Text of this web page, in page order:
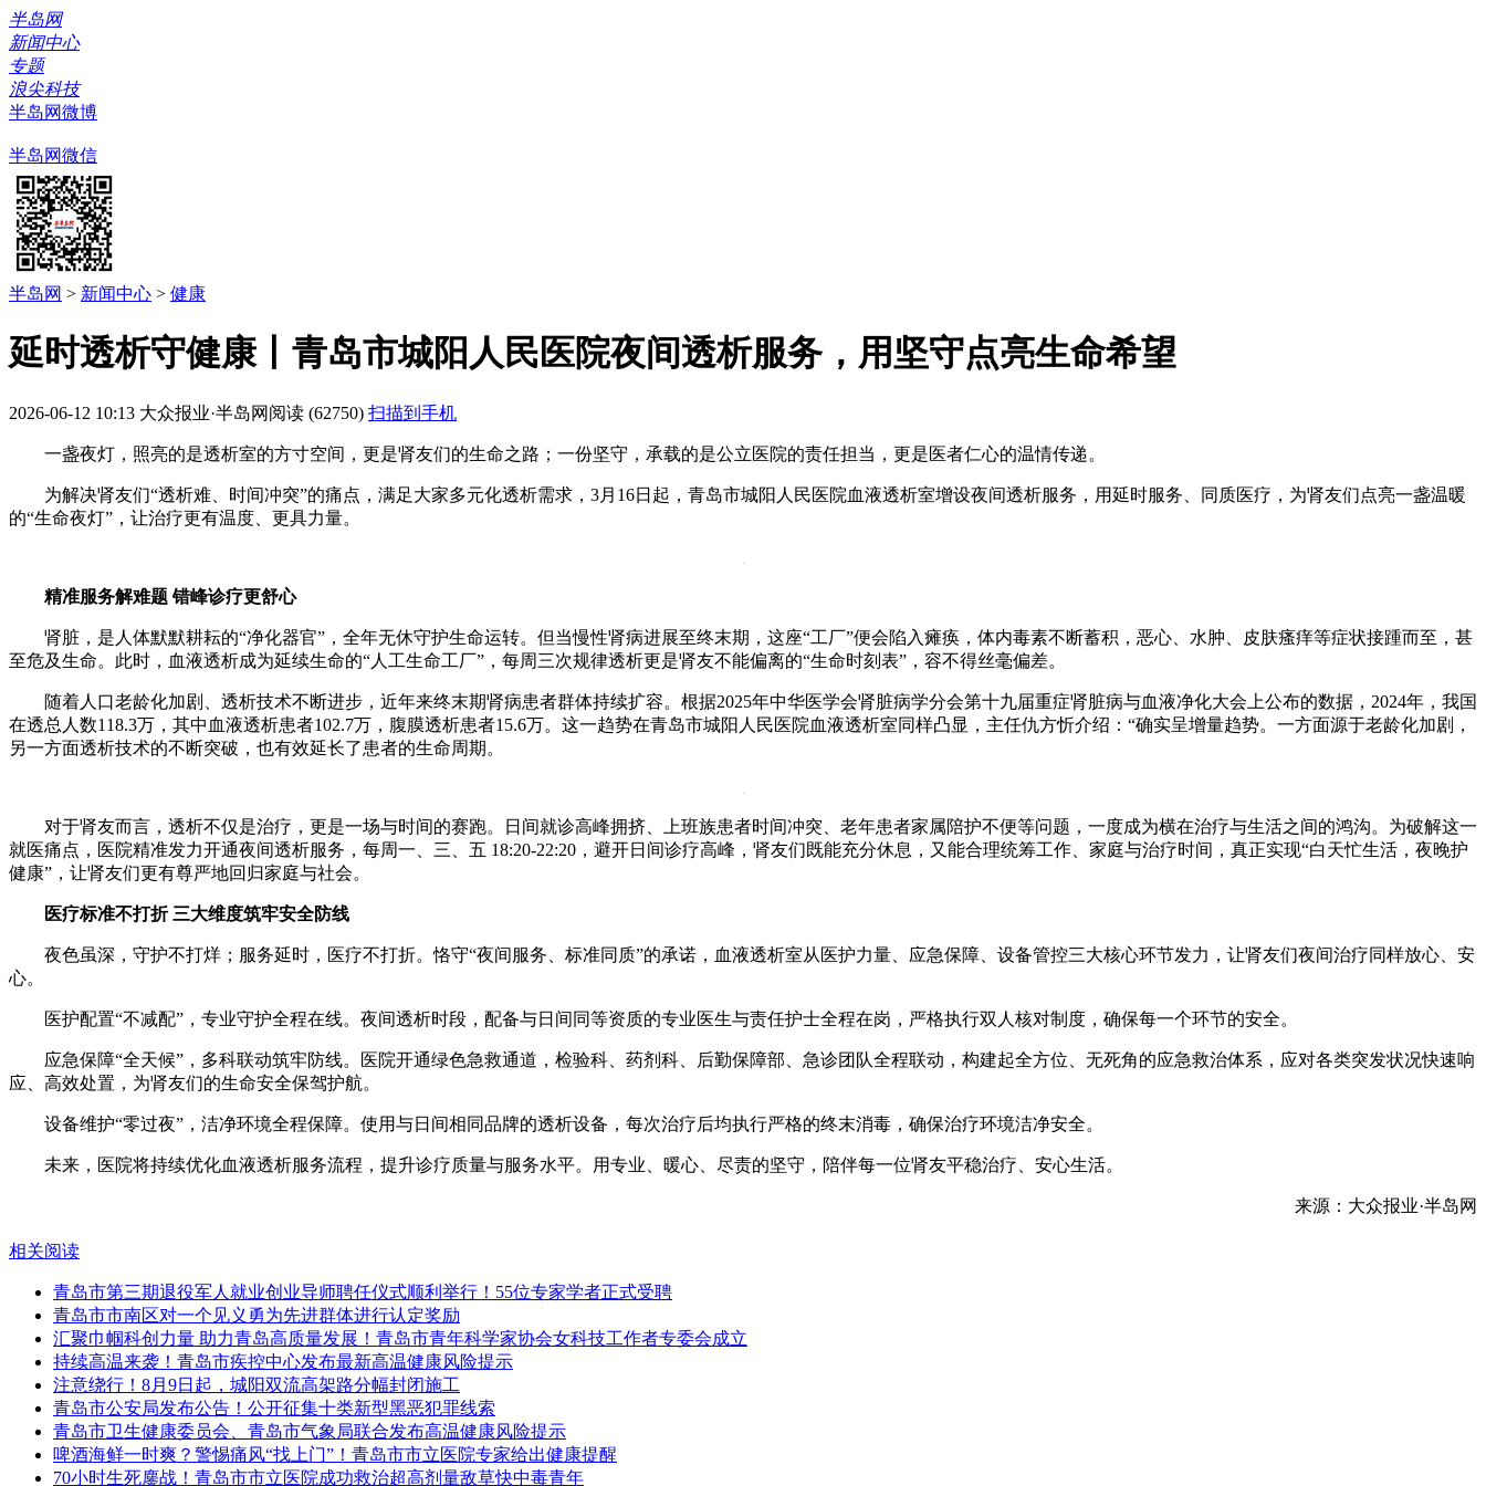
半岛网
新闻中心
专题
浪尖科技
半岛网微博
半岛网微信
半岛网 > 新闻中心 > 健康
延时透析守健康丨青岛市城阳人民医院夜间透析服务，用坚守点亮生命希望
2026-06-12 10:13 大众报业·半岛网 阅读 (62750) 扫描到手机
一盏夜灯，照亮的是透析室的方寸空间，更是肾友们的生命之路；一份坚守，承载的是公立医院的责任担当，更是医者仁心的温情传递。
为解决肾友们“透析难、时间冲突”的痛点，满足大家多元化透析需求，3月16日起，青岛市城阳人民医院血液透析室增设夜间透析服务，用延时服务、同质医疗，为肾友们点亮一盏温暖
的“生命夜灯”，让治疗更有温度、更具力量。
精准服务解难题 错峰诊疗更舒心
肾脏，是人体默默耕耘的“净化器官”，全年无休守护生命运转。但当慢性肾病进展至终末期，这座“工厂”便会陷入瘫痪，体内毒素不断蓄积，恶心、水肿、皮肤瘙痒等症状接踵而至，甚
至危及生命。此时，血液透析成为延续生命的“人工生命工厂”，每周三次规律透析更是肾友不能偏离的“生命时刻表”，容不得丝毫偏差。
随着人口老龄化加剧、透析技术不断进步，近年来终末期肾病患者群体持续扩容。根据2025年中华医学会肾脏病学分会第十九届重症肾脏病与血液净化大会上公布的数据，2024年，我国
在透总人数118.3万，其中血液透析患者102.7万，腹膜透析患者15.6万。这一趋势在青岛市城阳人民医院血液透析室同样凸显，主任仇方忻介绍：“确实呈增量趋势。一方面源于老龄化加剧，
另一方面透析技术的不断突破，也有效延长了患者的生命周期。
对于肾友而言，透析不仅是治疗，更是一场与时间的赛跑。日间就诊高峰拥挤、上班族患者时间冲突、老年患者家属陪护不便等问题，一度成为横在治疗与生活之间的鸿沟。为破解这一
就医痛点，医院精准发力开通夜间透析服务，每周一、三、五 18:20-22:20，避开日间诊疗高峰，肾友们既能充分休息，又能合理统筹工作、家庭与治疗时间，真正实现“白天忙生活，夜晚护
健康”，让肾友们更有尊严地回归家庭与社会。
医疗标准不打折 三大维度筑牢安全防线
夜色虽深，守护不打烊；服务延时，医疗不打折。恪守“夜间服务、标准同质”的承诺，血液透析室从医护力量、应急保障、设备管控三大核心环节发力，让肾友们夜间治疗同样放心、安
心。
医护配置“不减配”，专业守护全程在线。夜间透析时段，配备与日间同等资质的专业医生与责任护士全程在岗，严格执行双人核对制度，确保每一个环节的安全。
应急保障“全天候”，多科联动筑牢防线。医院开通绿色急救通道，检验科、药剂科、后勤保障部、急诊团队全程联动，构建起全方位、无死角的应急救治体系，应对各类突发状况快速响
应、高效处置，为肾友们的生命安全保驾护航。
设备维护“零过夜”，洁净环境全程保障。使用与日间相同品牌的透析设备，每次治疗后均执行严格的终末消毒，确保治疗环境洁净安全。
未来，医院将持续优化血液透析服务流程，提升诊疗质量与服务水平。用专业、暖心、尽责的坚守，陪伴每一位肾友平稳治疗、安心生活。
来源：大众报业·半岛网
相关阅读
青岛市第三期退役军人就业创业导师聘任仪式顺利举行！55位专家学者正式受聘
青岛市市南区对一个见义勇为先进群体进行认定奖励
汇聚巾帼科创力量 助力青岛高质量发展！青岛市青年科学家协会女科技工作者专委会成立
持续高温来袭！青岛市疾控中心发布最新高温健康风险提示
注意绕行！8月9日起，城阳双流高架路分幅封闭施工
青岛市公安局发布公告！公开征集十类新型黑恶犯罪线索
青岛市卫生健康委员会、青岛市气象局联合发布高温健康风险提示
啤酒海鲜一时爽？警惕痛风“找上门”！青岛市市立医院专家给出健康提醒
70小时生死鏖战！青岛市市立医院成功救治超高剂量敌草快中毒青年